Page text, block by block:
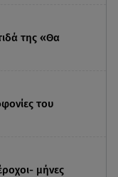
της «Θα
του
μήνες